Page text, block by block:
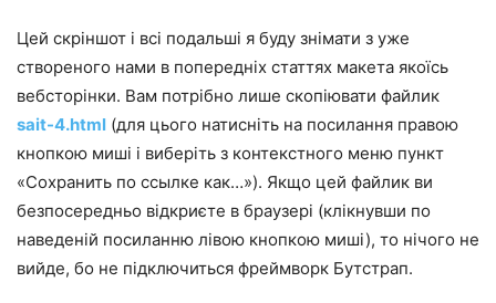
Цей скріншот і всі подальші я буду знімати з уже
створеного нами в попередніх статтях макета якоїсь
вебсторінки. Вам потрібно лише скопіювати файлик
sait-4.html (для цього натисніть на посилання правою
кнопкою миші і виберіть з контекстного меню пункт
«Сохранить по ссылке как…»). Якщо цей файлик ви
безпосередньо відкриєте в браузері (клікнувши по
наведеній посиланню лівою кнопкою миші), то нічого не
вийде, бо не підключиться фреймворк Бутстрап.